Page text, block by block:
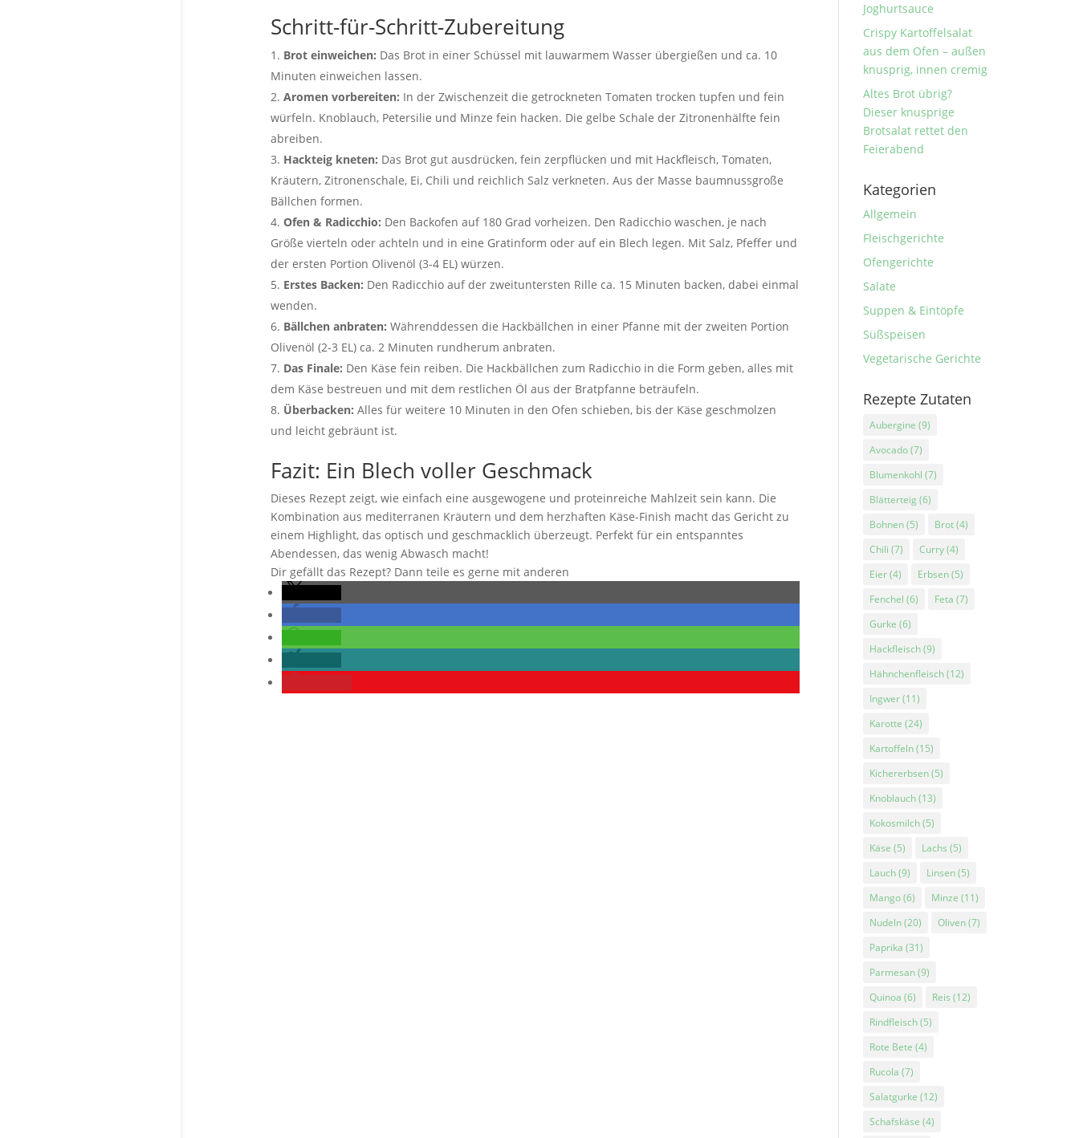
Schritt-für-Schritt-Zubereitung
Brot einweichen: Das Brot in einer Schüssel mit lauwarmem Wasser übergießen und ca. 10
Minuten einweichen lassen.
Aromen vorbereiten: In der Zwischenzeit die getrockneten Tomaten trocken tupfen und fein
würfeln. Knoblauch, Petersilie und Minze fein hacken. Die gelbe Schale der Zitronenhälfte fein
abreiben.
Hackteig kneten: Das Brot gut ausdrücken, fein zerpflücken und mit Hackfleisch, Tomaten,
Kräutern, Zitronenschale, Ei, Chili und reichlich Salz verkneten. Aus der Masse baumnussgroße
Bällchen formen.
Ofen & Radicchio: Den Backofen auf 180 Grad vorheizen. Den Radicchio waschen, je nach
Größe vierteln oder achteln und in eine Gratinform oder auf ein Blech legen. Mit Salz, Pfeffer und
der ersten Portion Olivenöl (3-4 EL) würzen.
Erstes Backen: Den Radicchio auf der zweituntersten Rille ca. 15 Minuten backen, dabei einmal
wenden.
Bällchen anbraten: Währenddessen die Hackbällchen in einer Pfanne mit der zweiten Portion
Olivenöl (2-3 EL) ca. 2 Minuten rundherum anbraten.
Das Finale: Den Käse fein reiben. Die Hackbällchen zum Radicchio in die Form geben, alles mit
dem Käse bestreuen und mit dem restlichen Öl aus der Bratpfanne beträufeln.
Überbacken: Alles für weitere 10 Minuten in den Ofen schieben, bis der Käse geschmolzen
und leicht gebräunt ist.
Fazit: Ein Blech voller Geschmack
Dieses Rezept zeigt, wie einfach eine ausgewogene und proteinreiche Mahlzeit sein kann. Die
Kombination aus mediterranen Kräutern und dem herzhaften Käse-Finish macht das Gericht zu
einem Highlight, das optisch und geschmacklich überzeugt. Perfekt für ein entspanntes
Abendessen, das wenig Abwasch macht!
Dir gefällt das Rezept? Dann teile es gerne mit anderen
Joghurtsauce
Crispy Kartoffelsalat
aus dem Ofen – außen
knusprig, innen cremig
Altes Brot übrig?
Dieser knusprige
Brotsalat rettet den
Feierabend
Kategorien
Allgemein
Fleischgerichte
Ofengerichte
Salate
Suppen & Eintöpfe
Süßspeisen
Vegetarische Gerichte
Rezepte Zutaten
Aubergine (9)
Avocado(7)
Blumenkohl (7)
Blätterteig (6)
Bohnen(5) Brot(4)
Chili (7) Curry(4)
Eier(4) Erbsen(5)
Fenchel (6) Feta (7)
Gurke (6)
Hackfleisch(9)
Hähnchenfleisch(12)
Ingwer(11)
Karotte (24)
Kartoffeln(15)
Kichererbsen(5)
Knoblauch(13)
Kokosmilch(5)
Käse (5) Lachs (5)
Lauch(9) Linsen(5)
Mango(6) Minze (11)
Nudeln(20) Oliven(7)
Paprika (31)
Parmesan(9)
Quinoa (6) Reis (12)
Rindfleisch(5)
Rote Bete (4)
Rucola (7)
Salatgurke (12)
Schafskäse (4)